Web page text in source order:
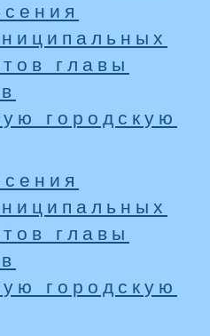
главы
городскую
главы
городскую